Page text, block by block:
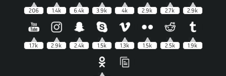
206 1.4k 6.4k 3.9k 4k 2.9k 2.7k 2.9k
1.7k 2.9k 2.4k 1.5k 1.3k 1.5k 2.5k 1.9k